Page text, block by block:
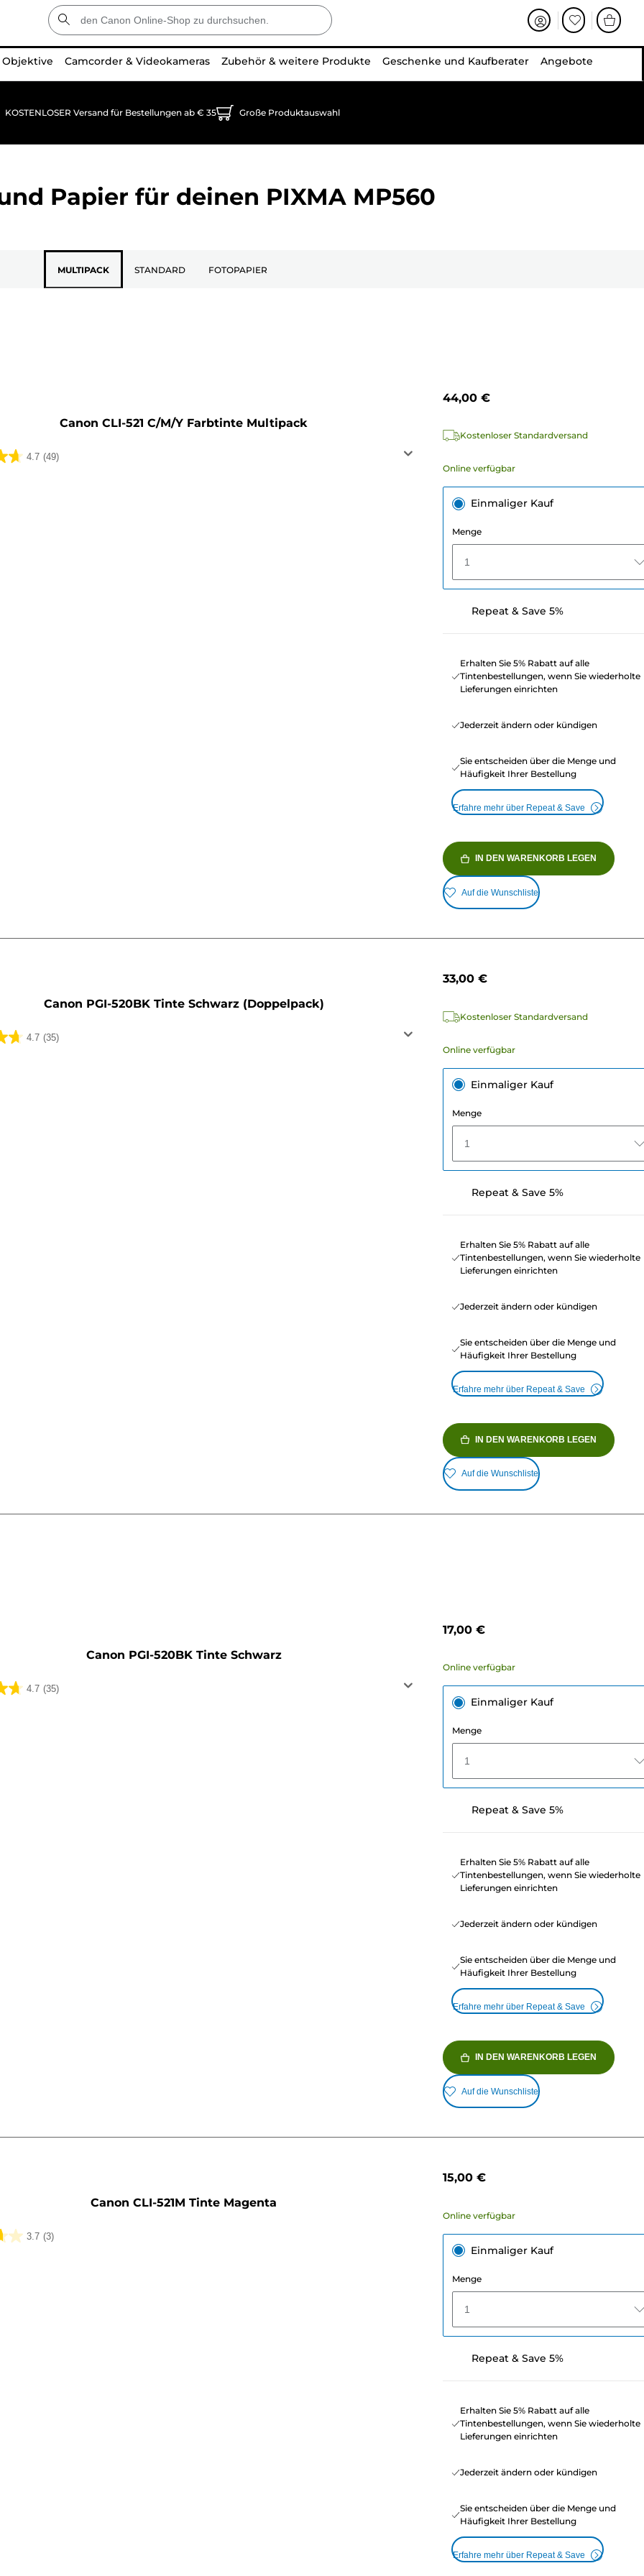
Objektive Camcorder & Videokameras Zubehör & weitere Produkte Geschenke und Kaufberater Angebote
KOSTENLOSER Versand für Bestellungen ab € 35 Große Produktauswahl
Papier für deinen PIXMA MP560
MULTIPACK STANDARD FOTOPAPIER
Canon CLI-521 C/M/Y Farbtinte Multipack
4.7 (49)
44,00 €
Kostenloser Standardversand
Online verfügbar
Einmaliger Kauf
Menge
1
Repeat & Save 5%
Erhalten Sie 5% Rabatt auf alle
Tintenbestellungen, wenn Sie wiederholte
Lieferungen einrichten
Jederzeit ändern oder kündigen
Sie entscheiden über die Menge und
Häufigkeit Ihrer Bestellung
Erfahre mehr über Repeat & Save
IN DEN WARENKORB LEGEN
Auf die Wunschliste
Canon PGI-520BK Tinte Schwarz (Doppelpack)
4.7 (35)
33,00 €
Kostenloser Standardversand
Online verfügbar
Einmaliger Kauf
Menge
1
Repeat & Save 5%
Erhalten Sie 5% Rabatt auf alle
Tintenbestellungen, wenn Sie wiederholte
Lieferungen einrichten
Jederzeit ändern oder kündigen
Sie entscheiden über die Menge und
Häufigkeit Ihrer Bestellung
Erfahre mehr über Repeat & Save
IN DEN WARENKORB LEGEN
Auf die Wunschliste
Canon PGI-520BK Tinte Schwarz
4.7 (35)
17,00 €
Online verfügbar
Einmaliger Kauf
Menge
1
Repeat & Save 5%
Erhalten Sie 5% Rabatt auf alle
Tintenbestellungen, wenn Sie wiederholte
Lieferungen einrichten
Jederzeit ändern oder kündigen
Sie entscheiden über die Menge und
Häufigkeit Ihrer Bestellung
Erfahre mehr über Repeat & Save
IN DEN WARENKORB LEGEN
Auf die Wunschliste
Canon CLI-521M Tinte Magenta
3.7 (3)
15,00 €
Online verfügbar
Einmaliger Kauf
Menge
1
Repeat & Save 5%
Erhalten Sie 5% Rabatt auf alle
Tintenbestellungen, wenn Sie wiederholte
Lieferungen einrichten
Jederzeit ändern oder kündigen
Sie entscheiden über die Menge und
Häufigkeit Ihrer Bestellung
Erfahre mehr über Repeat & Save